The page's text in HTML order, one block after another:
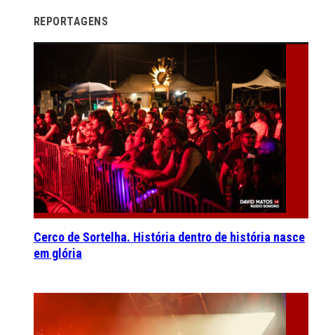
REPORTAGENS
Cerco de Sortelha. História dentro de história nasce
em glória